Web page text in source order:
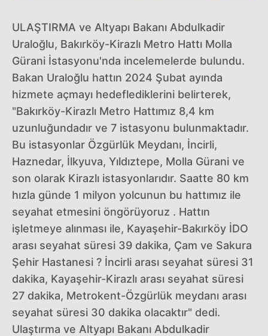
ULAŞTIRMA ve Altyapı Bakanı Abdulkadir
Uraloğlu, Bakırköy-Kirazlı Metro Hattı Molla
Gürani İstasyonu'nda incelemelerde bulundu.
Bakan Uraloğlu hattın 2024 Şubat ayında
hizmete açmayı hedeflediklerini belirterek,
"Bakırköy-Kirazlı Metro Hattımız 8,4 km
uzunluğundadır ve 7 istasyonu bulunmaktadır.
Bu istasyonlar Özgürlük Meydanı, İncirli,
Haznedar, İlkyuva, Yıldıztepe, Molla Gürani ve
son olarak Kirazlı istasyonlarıdır. Saatte 80 km
hızla günde 1 milyon yolcunun bu hattımız ile
seyahat etmesini öngörüyoruz . Hattın
işletmeye alınması ile, Kayaşehir-Bakırköy İDO
arası seyahat süresi 39 dakika, Çam ve Sakura
Şehir Hastanesi ? İncirli arası seyahat süresi 31
dakika, Kayaşehir-Kirazlı arası seyahat süresi
27 dakika, Metrokent-Özgürlük meydanı arası
seyahat süresi 30 dakika olacaktır" dedi.
Ulaştırma ve Altyapı Bakanı Abdulkadir